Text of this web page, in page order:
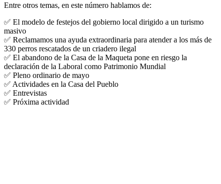
Entre otros temas, en este número hablamos de:
✅ El modelo de festejos del gobierno local dirigido a un turismo
masivo
✅ Reclamamos una ayuda extraordinaria para atender a los más de
330 perros rescatados de un criadero ilegal
✅ El abandono de la Casa de la Maqueta pone en riesgo la
declaración de la Laboral como Patrimonio Mundial
✅ Pleno ordinario de mayo
✅ Actividades en la Casa del Pueblo
✅ Entrevistas
✅ Próxima actividad